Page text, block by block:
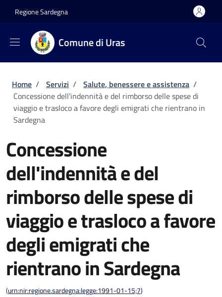
Regione Sardegna
Comune di Uras
Briciole di pane
Home / Servizi / Salute, benessere e assistenza /
Concessione dell'indennità e del rimborso delle spese di
viaggio e trasloco a favore degli emigrati che rientrano in
Sardegna
Concessione
dell'indennità e del
rimborso delle spese di
viaggio e trasloco a favore
degli emigrati che
rientrano in Sardegna
(urn:nir:regione.sardegna:legge:1991-01-15;7)